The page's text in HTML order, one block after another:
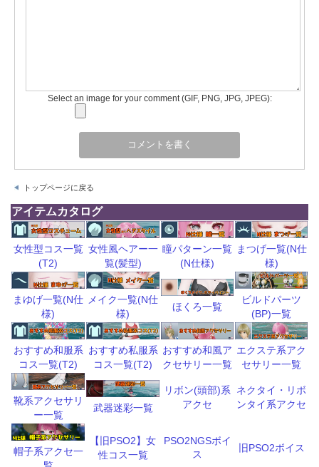
Select an image for your comment (GIF, PNG, JPG, JPEG):
トップページに戻る
アイテムカタログ
女性型コス一覧
(T2)
女性風ヘアー一
覧(髪型)
瞳パターン一覧
(N仕様)
まつげ一覧(N仕
様)
まゆげ一覧(N仕
様)
メイク一覧(N仕
様)
ほくろ一覧
ビルドパーツ
(BP)一覧
おすすめ和服系
コス一覧(T2)
おすすめ私服系
コス一覧(T2)
おすすめ和風ア
クセサリー一覧
エクステ系アク
セサリー一覧
靴系アクセサリ
ー一覧
武器迷彩一覧
リボン(頭部)系
アクセ
ネクタイ・リボ
ンタイ系アクセ
帽子系アクセ一
【旧PSO2】女
性コス一覧
PSO2NGSボイ
ス
旧PSO2ボイス